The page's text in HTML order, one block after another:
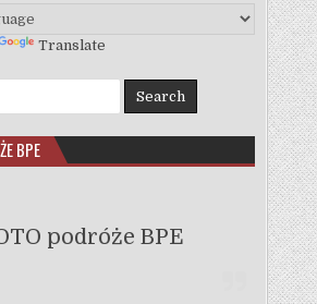
Translate
BPE
podróże BPE